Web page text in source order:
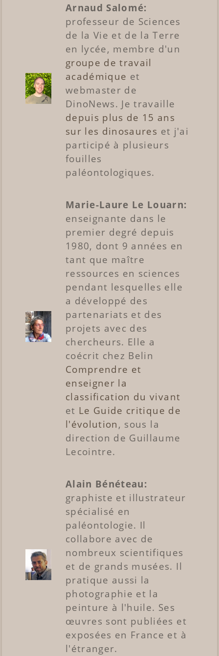
Arnaud Salomé:
professeur de Sciences
de la Vie et de la Terre
en lycée, membre d'un
groupe de travail
académique et
webmaster de
DinoNews. Je travaille
depuis plus de 15 ans
sur les dinosaures et j'ai
participé à plusieurs
fouilles
paléontologiques.
Marie-Laure Le Louarn:
enseignante dans le
premier degré depuis
1980, dont 9 années en
tant que maître
ressources en sciences
pendant lesquelles elle
a développé des
partenariats et des
projets avec des
chercheurs. Elle a
coécrit chez Belin
Comprendre et
enseigner la
classification du vivant
et Le Guide critique de
l'évolution, sous la
direction de Guillaume
Lecointre.
Alain Bénéteau:
graphiste et illustrateur
spécialisé en
paléontologie. Il
collabore avec de
nombreux scientifiques
et de grands musées. Il
pratique aussi la
photographie et la
peinture à l'huile. Ses
œuvres sont publiées et
exposées en France et à
l'étranger.